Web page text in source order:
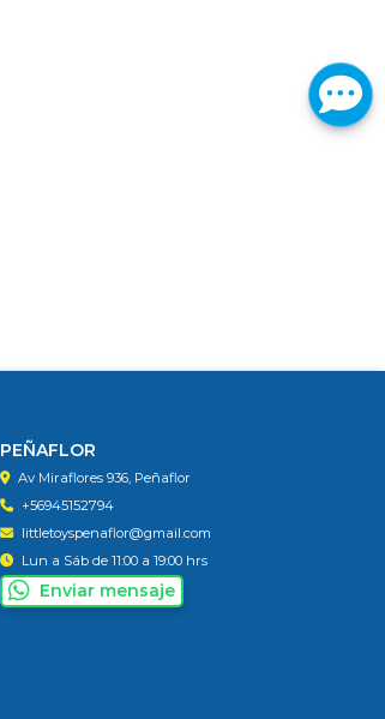
PEÑAFLOR
Av Miraflores 936, Peñaflor
+56945152794
littletoyspenaflor@gmail.com
Lun a Sáb de 11:00 a 19:00 hrs
Enviar mensaje